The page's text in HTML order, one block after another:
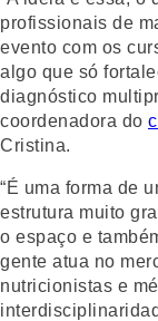
profissionais de
evento com os
algo que só
diagnóstico
coordenadora do
Cristina.
“É uma forma de
estrutura muito
o espaço e
gente atua no
nutricionistas e